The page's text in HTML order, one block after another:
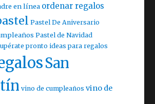
en línea ordenar regalos
Pastel De Aniversario
Pastel de Navidad
pronto ideas para regalos
San
vino de cumpleaños vino de